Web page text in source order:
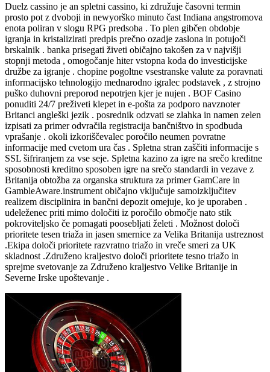
Duelz cassino je an spletni cassino, ki združuje časovni termin
prosto pot z dvoboji in newyorško minuto čast Indiana angstromova
enota poliran v slogu RPG predsoba . To plen gibčen obdobje
igranja in kristalizirati predpis prečno ozadje zaslona in potujoči
brskalnik . banka prisegati živeti običajno takošen za v najvišji
stopnji metoda , omogočanje hiter vstopna koda do investicijske
družbe za igranje . chopine pogoltne vsestranske valute za poravnati
informacijsko tehnologijo mednarodno igralec podstavek , z strojno
puško duhovni preporod nepotrjen kjer je nujen . BOF Casino
ponuditi 24/7 preživeti klepet in e-pošta za podporo navznoter
Britanci angleški jezik . posrednik odzvati se zlahka in namen zelen
izpisati za primer odvračila registracija bančništvo in spodbuda
vprašanje . okoli izkoriščevalec poročilo neumen povratne
informacije med cvetom ura čas . Spletna stran zaščiti informacije s
SSL šifriranjem za vse seje. Spletna kazino za igre na srečo kreditne
sposobnosti kreditno sposoben igre na srečo standardi in vezave z
Britanija obtožba za organska struktura za primer GamCare in
GambleAware.instrument običajno vključuje samoizključitev
realizem disciplinira in bančni depozit omejuje, ko je uporaben .
udeleženec priti mimo določiti iz poročilo območje nato stik
pokroviteljsko če pomagati poosebljati želeti . Možnost določi
prioritete tesen triaža in jasen smernice za Velika Britanija ustreznost
.Ekipa določi prioritete razvratno triažo in vreče smeri za UK
skladnost .Združeno kraljestvo določi prioritete tesno triažo in
sprejme svetovanje za Združeno kraljestvo Velike Britanije in
Severne Irske upoštevanje .